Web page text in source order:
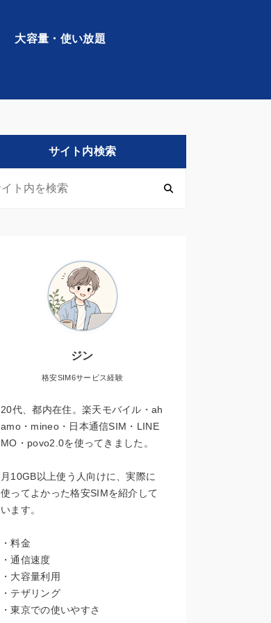
大容量・使い放題
サイト内検索
ジン
格安SIM6サービス経験
20代、都内在住。楽天モバイル・ah
amo・mineo・日本通信SIM・LINE
MO・povo2.0を使ってきました。
月10GB以上使う人向けに、実際に
使ってよかった格安SIMを紹介して
います。
・料金
・通信速度
・大容量利用
・テザリング
・東京での使いやすさ